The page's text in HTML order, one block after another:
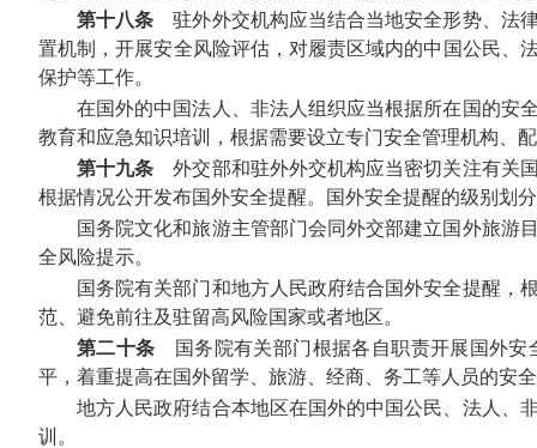
第十八条 驻外外交机构应当结合当地安全形势、法
置机制，开展安全风险评估，对履责区域内的中国公民、
保护等工作。
在国外的中国法人、非法人组织应当根据所在国的安
教育和应急知识培训，根据需要设立专门安全管理机构、
第十九条 外交部和驻外外交机构应当密切关注有关
根据情况公开发布国外安全提醒。国外安全提醒的级别划
国务院文化和旅游主管部门会同外交部建立国外旅游
全风险提示。
国务院有关部门和地方人民政府结合国外安全提醒，
范、避免前往及驻留高风险国家或者地区。
第二十条 国务院有关部门根据各自职责开展国外安
平，着重提高在国外留学、旅游、经商、务工等人员的安
地方人民政府结合本地区在国外的中国公民、法人、
训。